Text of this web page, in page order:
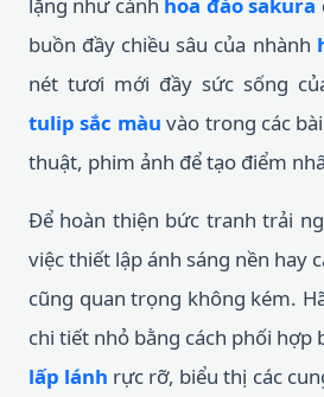
buồn đầy chiều sâu của nhành
nét tươi mới đầy sức sống
tulip sắc màu vào trong các
thuật, phim ảnh để tạo điểm
Để hoàn thiện bức tranh trải
việc thiết lập ánh sáng nền hay
cũng quan trọng không kém.
chi tiết nhỏ bằng cách phối hợp
lấp lánh rực rỡ, biểu thị các